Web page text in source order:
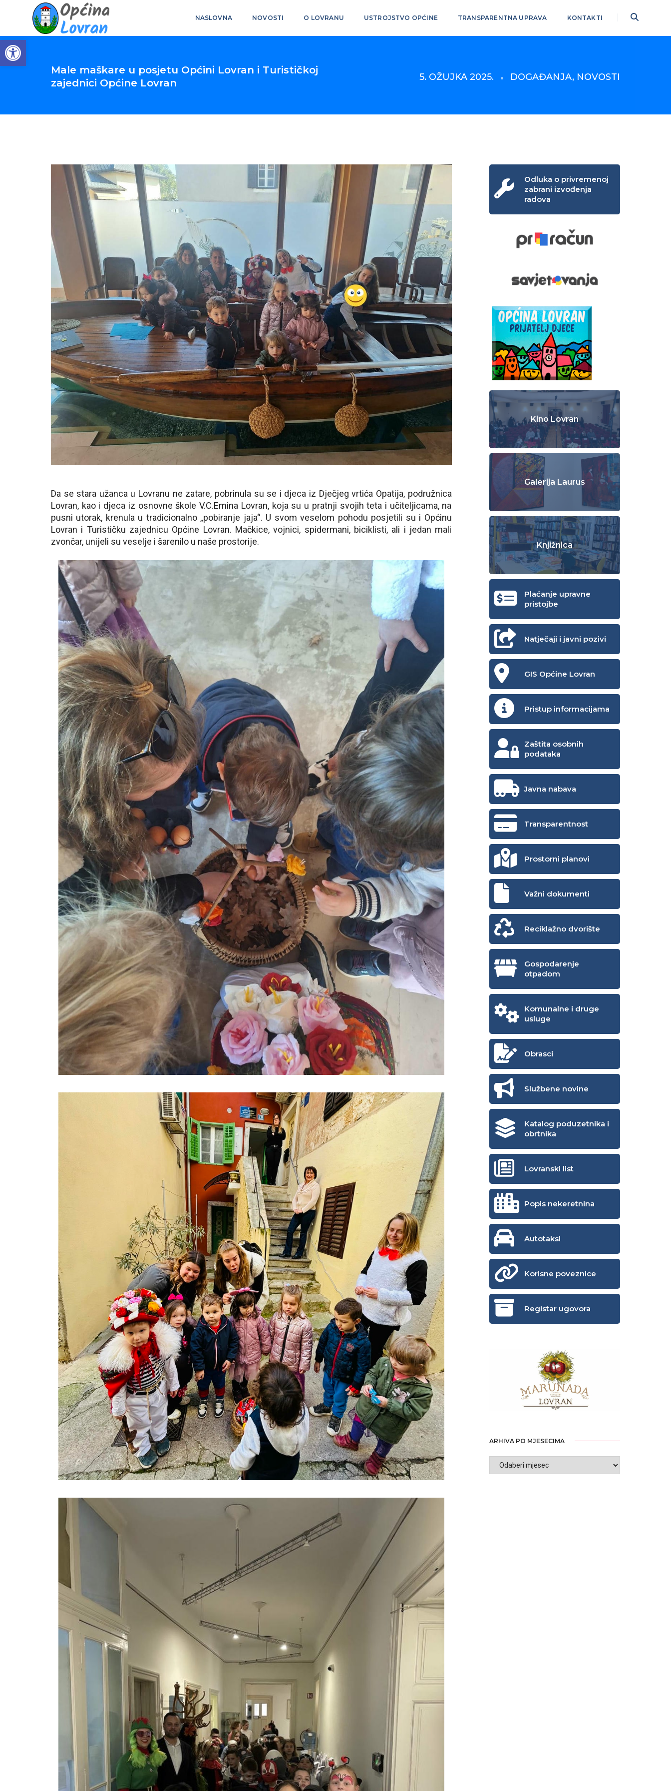
Open toolbar
NASLOVNA NOVOSTI O LOVRANU USTROJSTVO OPĆINE TRANSPARENTNA UPRAVA KONTAKTI
Male maškare u posjetu Općini Lovran i Turističkoj
zajednici Općine Lovran
5. OŽUJKA 2025. DOGAĐANJA, NOVOSTI
Da se stara užanca u Lovranu ne zatare, pobrinula su se i djeca iz Dječjeg vrtića Opatija, podružnica
Lovran, kao i djeca iz osnovne škole V.C.Emina Lovran, koja su u pratnji svojih teta i učiteljicama, na
pusni utorak, krenula u tradicionalno „pobiranje jaja“. U svom veselom pohodu posjetili su i Općinu
Lovran i Turističku zajednicu Općine Lovran. Mačkice, vojnici, spidermani, biciklisti, ali i jedan mali
zvončar, unijeli su veselje i šarenilo u naše prostorije.
Odluka o privremenoj
zabrani izvođenja
radova
Kino Lovran
Galerija Laurus
Knjižnica
Plaćanje upravne
pristojbe
Natječaji i javni pozivi
GIS Općine Lovran
Pristup informacijama
Zaštita osobnih
podataka
Javna nabava
Transparentnost
Prostorni planovi
Važni dokumenti
Reciklažno dvorište
Gospodarenje
otpadom
Komunalne i druge
usluge
Obrasci
Službene novine
Katalog poduzetnika i
obrtnika
Lovranski list
Popis nekeretnina
Autotaksi
Korisne poveznice
Registar ugovora
ARHIVA PO MJESECIMA
ARHIVA
PO